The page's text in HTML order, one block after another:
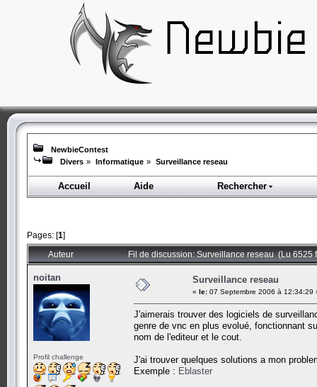
NewbieContest
Divers » Informatique » Surveillance reseau
Accueil Aide Rechercher
Pages: [1]
Auteur Fil de discussion: Surveillance reseau (Lu 6525
noitan
Profil challenge
Surveillance reseau
« le: 07 Septembre 2006 à 12:34:29
J'aimerais trouver des logiciels de
genre de vnc en plus evolué, fonctionnant
nom de l'editeur et le cout.
J'ai trouver quelques solutions a mon
Exemple : Eblaster